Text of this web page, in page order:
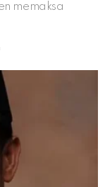
memaksa